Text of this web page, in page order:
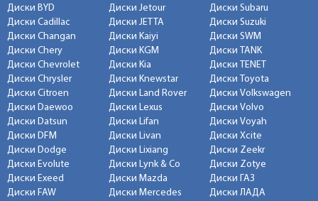
Диски BYD
Диски Cadillac
Диски Changan
Диски Chery
Диски Chevrolet
Диски Chrysler
Диски Citroen
Диски Daewoo
Диски Datsun
Диски DFM
Диски Dodge
Диски Evolute
Диски Exeed
Диски FAW
Диски Jetour
Диски JETTA
Диски Kaiyi
Диски KGM
Диски Kia
Диски Knewstar
Диски Land Rover
Диски Lexus
Диски Lifan
Диски Livan
Диски Lixiang
Диски Lynk & Co
Диски Mazda
Диски Mercedes
Диски Subaru
Диски Suzuki
Диски SWM
Диски TANK
Диски TENET
Диски Toyota
Диски Volkswagen
Диски Volvo
Диски Voyah
Диски Xcite
Диски Zeekr
Диски Zotye
Диски ГАЗ
Диски ЛАДА